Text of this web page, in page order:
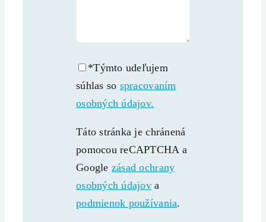
*Týmto udeľujem
súhlas so spracovaním
osobných údajov.
Táto stránka je chránená
pomocou reCAPTCHA a
Google zásad ochrany
osobných údajov a
podmienok používania.